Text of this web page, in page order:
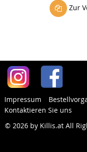
Zur
Impressum
Kontaktieren Sie uns
© 2026 by Killis.at All